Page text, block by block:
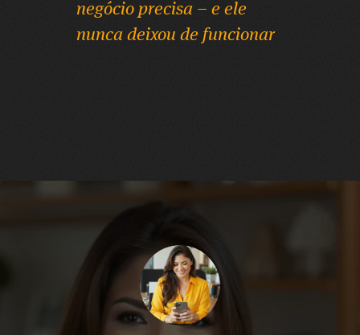
negócio precisa – e ele
nunca deixou de funcionar